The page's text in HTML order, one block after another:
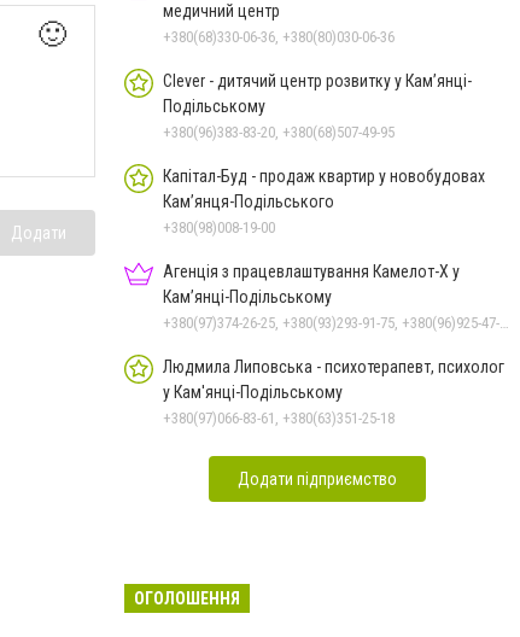
🙂
Додати
медичний центр
+380(68)330-06-36, +380(80)030-06-36
Clever - дитячий центр розвитку у Кам’янці-
Подільському
+380(96)383-83-20, +380(68)507-49-95
Капітал-Буд - продаж квартир у новобудовах
Кам’янця-Подільського
+380(98)008-19-00
Агенція з працевлаштування Камелот-Х у
Кам’янці-Подільському
+380(97)374-26-25, +380(93)293-91-75, +380(96)925-47-71, +380(73)327-54-83
Людмила Липовська - психотерапевт, психолог
у Кам'янці-Подільському
+380(97)066-83-61, +380(63)351-25-18
Додати підприємство
ОГОЛОШЕННЯ